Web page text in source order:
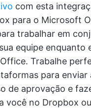
com esta
para o Microsoft
trabalhar em
equipe enquanto
Trabalhe
para enviar
de aprovação e
você no Dropbox